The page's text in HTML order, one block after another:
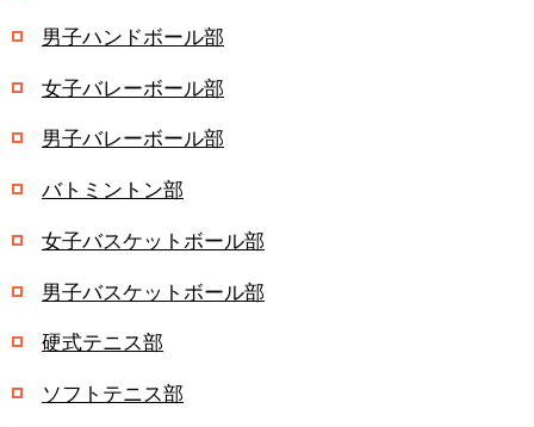
男子ハンドボール部
女子バレーボール部
男子バレーボール部
バトミントン部
女子バスケットボール部
男子バスケットボール部
硬式テニス部
ソフトテニス部